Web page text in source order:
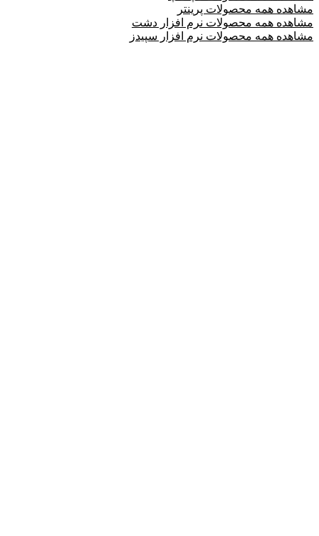
مشاهده همه محصولات پرینتر
مشاهده همه محصولات نرم افزار دشت
مشاهده همه محصولات نرم افزار سپیدز